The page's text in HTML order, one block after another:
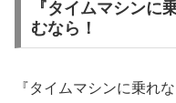
『タイムマシンに
むなら！
『タイムマシンに乗れ